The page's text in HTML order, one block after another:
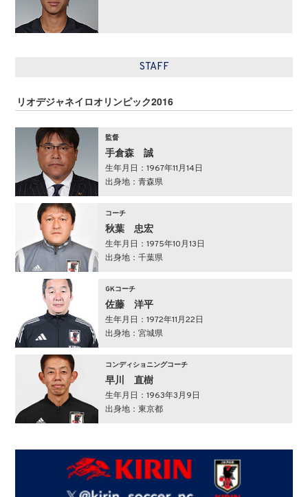
STAFF
リオデジャネイロオリンピック2016
監督
手倉森 誠
生年月日：1967年11月14日
出身地：青森県
コーチ
秋葉 忠宏
生年月日：1975年10月13日
出身地：千葉県
GKコーチ
佐藤 洋平
生年月日：1972年11月22日
出身地：宮城県
コンディショニングコーチ
早川 直樹
生年月日：1963年3月9日
出身地：東京都